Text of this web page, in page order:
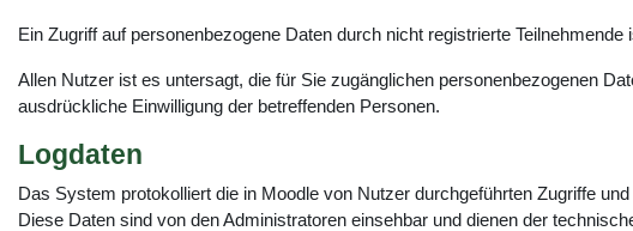
Ein Zugriff auf personenbezogene Daten durch nicht registrierte Teilnehmende
Allen Nutzer ist es untersagt, die für Sie zugänglichen personenbezogenen
ausdrückliche Einwilligung der betreffenden Personen.
Logdaten
Das System protokolliert die in Moodle von Nutzer durchgeführten Zugriffe
Diese Daten sind von den Administratoren einsehbar und dienen der